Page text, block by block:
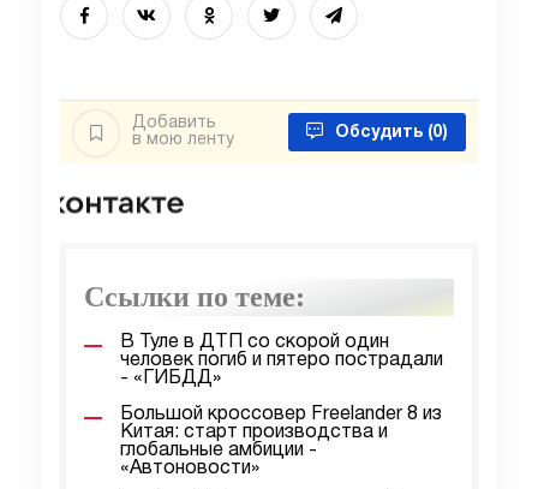
Добавить
в мою ленту
Обсудить (0)
Ссылки по теме:
В Туле в ДТП со скорой один
человек погиб и пятеро пострадали
- «ГИБДД»
Большой кроссовер Freelander 8 из
Китая: старт производства и
глобальные амбиции -
«Автоновости»